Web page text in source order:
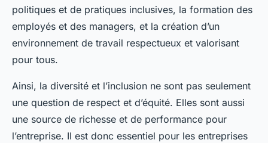
politiques et de pratiques inclusives, la formation des
employés et des managers, et la création d’un
environnement de travail respectueux et valorisant
pour tous.
Ainsi, la diversité et l’inclusion ne sont pas seulement
une question de respect et d’équité. Elles sont aussi
une source de richesse et de performance pour
l’entreprise. Il est donc essentiel pour les entreprises